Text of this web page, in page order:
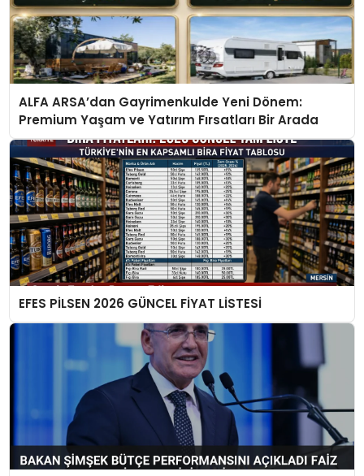
ALFA ARSA’dan Gayrimenkulde Yeni Dönem:
Premium Yaşam ve Yatırım Fırsatları Bir Arada
EFES PİLSEN 2026 GÜNCEL FİYAT LİSTESİ